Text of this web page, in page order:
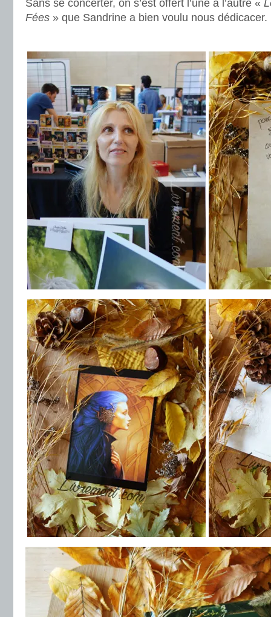
Sans se concerter, on s’est offert l’une à l’autre «
Fées » que Sandrine a bien voulu nous dédicacer.